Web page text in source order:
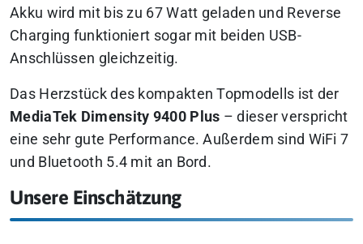
Akku wird mit bis zu 67 Watt geladen und Reverse
Charging funktioniert sogar mit beiden USB-
Anschlüssen gleichzeitig.
Das Herzstück des kompakten Topmodells ist der
MediaTek Dimensity 9400 Plus – dieser verspricht
eine sehr gute Performance. Außerdem sind WiFi 7
und Bluetooth 5.4 mit an Bord.
Unsere Einschätzung